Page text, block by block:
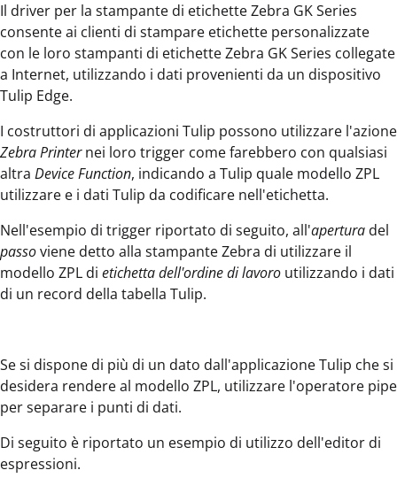
Il driver per la stampante di etichette Zebra GK Series
consente ai clienti di stampare etichette personalizzate
con le loro stampanti di etichette Zebra GK Series collegate
a Internet, utilizzando i dati provenienti da un dispositivo
Tulip Edge.
I costruttori di applicazioni Tulip possono utilizzare l'azione
Zebra Printernei loro trigger come farebbero con qualsiasi
altra Device Function, indicando a Tulip quale modello ZPL
utilizzare e i dati Tulip da codificare nell'etichetta.
Nell'esempio di trigger riportato di seguito, all'apertura del
passoviene detto alla stampante Zebra di utilizzare il
modello ZPL di etichetta dell'ordine di lavoro utilizzando i dati
di un record della tabella Tulip.
Se si dispone di più di un dato dall'applicazione Tulip che si
desidera rendere al modello ZPL, utilizzare l'operatore pipe
per separare i punti di dati.
Di seguito è riportato un esempio di utilizzo dell'editor di
espressioni.